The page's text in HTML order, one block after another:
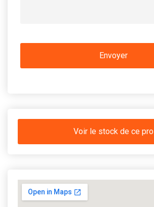
Voir le stock de ce pro